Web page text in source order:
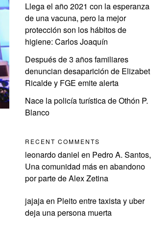
Llega el año 2021 con la esperanza
de una vacuna, pero la mejor
protección son los hábitos de
higiene: Carlos Joaquín
Después de 3 años familiares
denuncian desaparición de Elizabet
Ricalde y FGE emite alerta
Nace la policía turística de Othón P.
Blanco
RECENT COMMENTS
leonardo daniel en Pedro A. Santos,
Una comunidad más en abandono
por parte de Alex Zetina
jajajaen Pleito entre taxista y uber
deja una persona muerta